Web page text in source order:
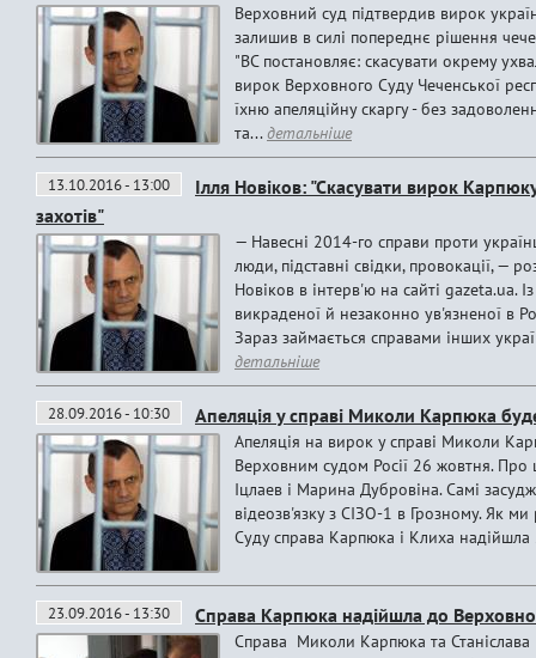
Верховний суд підтвердив вирок
залишив в силі попереднє рішення
"ВС постановляє: скасувати окрему
вирок Верховного Суду Чеченської
їхню апеляційну скаргу - без
та...детальніше
13.10.2016 - 13:00
Ілля Новіков: "Скасувати вирок
захотів"
— Навесні 2014-го справи проти
люди, підставні свідки, провокації, —
Новіков в інтерв'ю на сайті gazeta.ua.
викраденої й незаконно ув'язненої в
Зараз займається справами інших
детальніше
28.09.2016 - 10:30 Апеляція у справі Миколи Карпюка
Апеляція на вирок у справі Миколи
Верховним судом Росії 26 жовтня. Про
Іцлаев і Марина Дубровіна. Самі
відеозв'язку з СІЗО-1 в Грозному. Як
Суду справа Карпюка і Клиха
23.09.2016 - 13:30 Справа Карпюка надійшла до
Справа Миколи Карпюка та